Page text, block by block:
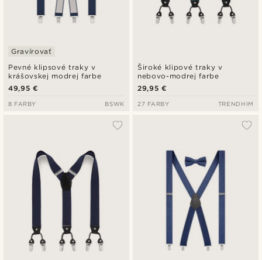
Pevné klipsové traky v
krášovskej modrej farbe
Gravírovať
49,95 €
8 FARBY BSWK
Široké klipové traky v
nebovo-modrej farbe
29,95 €
27 FARBY TRENDHIM